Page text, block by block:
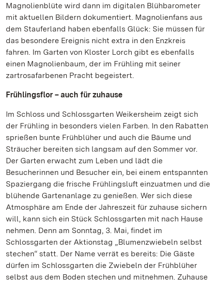
Magnolienblüte wird dann im digitalen Blühbarometer
mit aktuellen Bildern dokumentiert. Magnolienfans aus
dem Stauferland haben ebenfalls Glück: Sie müssen für
das besondere Ereignis nicht extra in den Enzkreis
fahren. Im Garten von Kloster Lorch gibt es ebenfalls
einen Magnolienbaum, der im Frühling mit seiner
zartrosafarbenen Pracht begeistert.
Frühlingsflor – auch für zuhause
Im Schloss und Schlossgarten Weikersheim zeigt sich
der Frühling in besonders vielen Farben. In den Rabatten
sprießen bunte Frühblüher und auch die Bäume und
Sträucher bereiten sich langsam auf den Sommer vor.
Der Garten erwacht zum Leben und lädt die
Besucherinnen und Besucher ein, bei einem entspannten
Spaziergang die frische Frühlingsluft einzuatmen und die
blühende Gartenanlage zu genießen. Wer sich diese
Atmosphäre am Ende der Jahreszeit für zuhause sichern
will, kann sich ein Stück Schlossgarten mit nach Hause
nehmen. Denn am Sonntag, 3. Mai, findet im
Schlossgarten der Aktionstag „Blumenzwiebeln selbst
stechen“ statt. Der Name verrät es bereits: Die Gäste
dürfen im Schlossgarten die Zwiebeln der Frühblüher
selbst aus dem Boden stechen und mitnehmen. Zuhause